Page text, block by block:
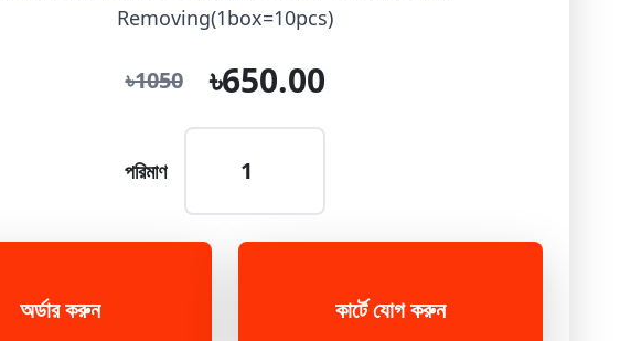
Removing(1box=10pcs)
৳1050 ৳650.00
পরিমাণ
অর্ডার করুন কার্টে যোগ করুন